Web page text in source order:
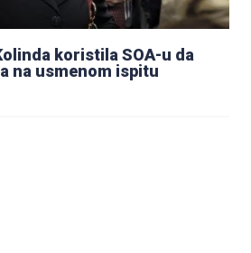
koristila SOA-u da
na usmenom ispitu